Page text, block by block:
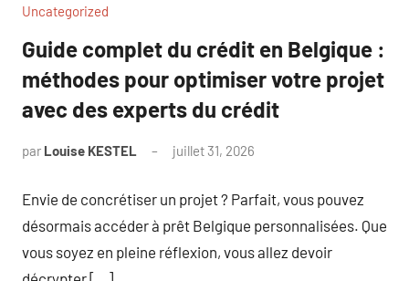
Uncategorized
Guide complet du crédit en Belgique :
méthodes pour optimiser votre projet
avec des experts du crédit
par Louise KESTEL juillet 31, 2026
Envie de concrétiser un projet ? Parfait, vous pouvez
désormais accéder à prêt Belgique personnalisées. Que
vous soyez en pleine réflexion, vous allez devoir